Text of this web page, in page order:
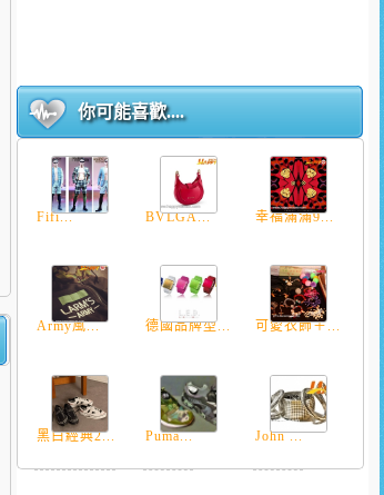
你可能喜歡....
Fifi... BVLGA... 幸福滿滿9...
Army風... 德國品牌型... 可愛衣飾＋...
黑白經典2... Puma... John ...